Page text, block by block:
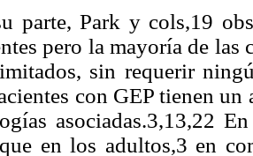
parte, Park y cols,19
pero la mayoría de
sin requerir
con GEP tienen
asociadas.3,13,22
en los adultos,3 en